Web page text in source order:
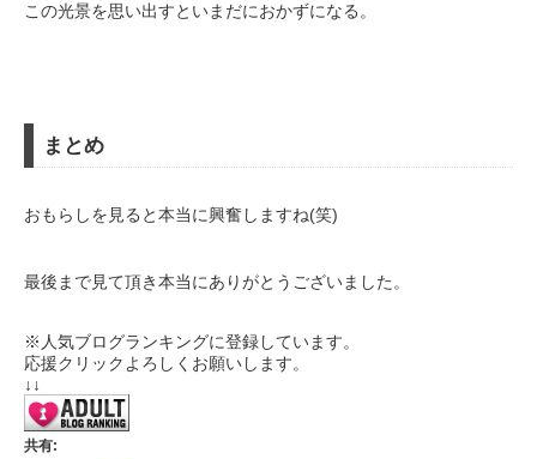
この光景を思い出すといまだにおかずになる。
まとめ
おもらしを見ると本当に興奮しますね(笑)
最後まで見て頂き本当にありがとうございました。
※人気ブログランキングに登録しています。
応援クリックよろしくお願いします。
↓↓
共有: